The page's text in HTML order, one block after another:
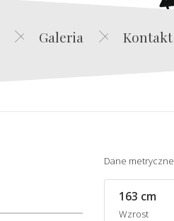
Galeria Kontakt
Dane metryczne
163 cm
Wzrost